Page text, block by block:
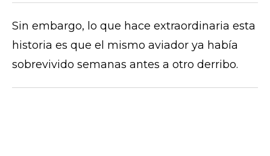
Sin embargo, lo que hace extraordinaria esta
historia es que el mismo aviador ya había
sobrevivido semanas antes a otro derribo.